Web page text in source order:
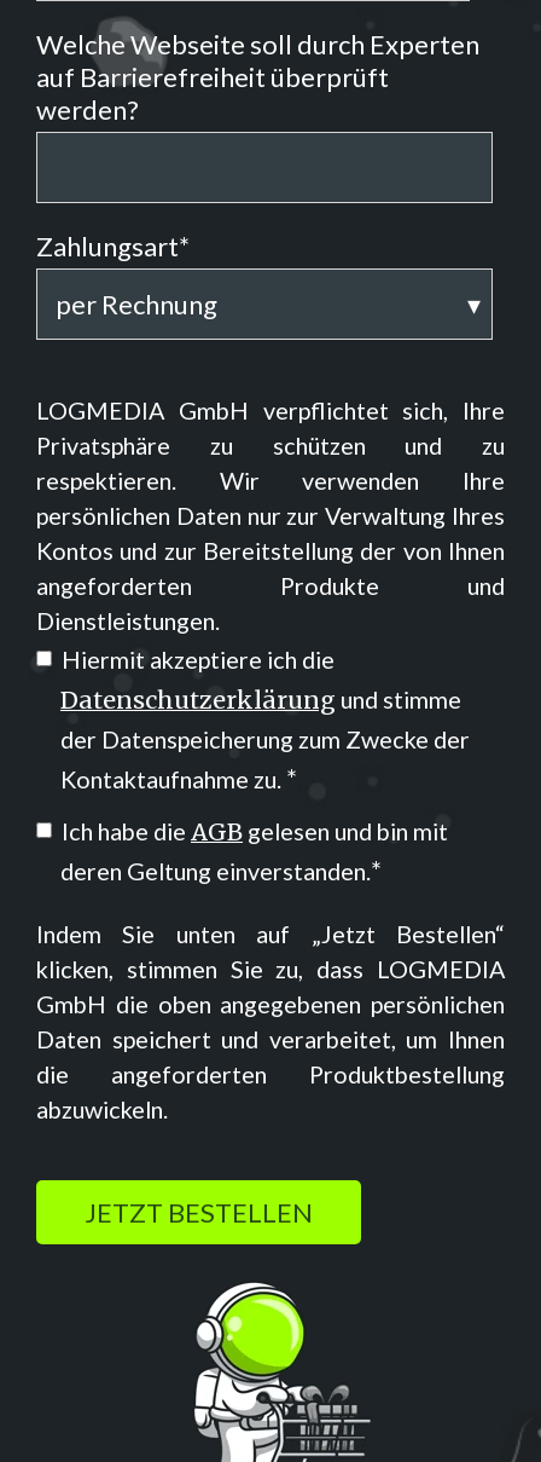
Welche Webseite soll durch Experten
auf Barrierefreiheit überprüft
werden?
Zahlungsart*
LOGMEDIA GmbH verpflichtet sich, Ihre
Privatsphäre zu schützen und zu
respektieren. Wir verwenden Ihre
persönlichen Daten nur zur Verwaltung Ihres
Kontos und zur Bereitstellung der von Ihnen
angeforderten Produkte und
Dienstleistungen.
Hiermit akzeptiere ich die
Datenschutzerklärung und stimme
der Datenspeicherung zum Zwecke der
Kontaktaufnahme zu. *
Ich habe die AGB gelesen und bin mit
deren Geltung einverstanden.*
Indem Sie unten auf „Jetzt Bestellen“
klicken, stimmen Sie zu, dass LOGMEDIA
GmbH die oben angegebenen persönlichen
Daten speichert und verarbeitet, um Ihnen
die angeforderten Produktbestellung
abzuwickeln.